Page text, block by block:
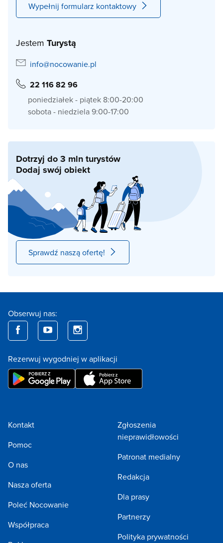
Wypełnij formularz kontaktowy
Jestem Turystą
info@nocowanie.pl
22 116 82 96
poniedziałek - piątek 8:00-20:00
sobota - niedziela 9:00-17:00
Dotrzyj do 3 mln turystów
Dodaj swój obiekt
Sprawdź naszą ofertę!
Obserwuj nas:
Rezerwuj wygodniej w aplikacji
Kontakt
Pomoc
O nas
Nasza oferta
Poleć Nocowanie
Współpraca
Zgłoszenia
nieprawidłowości
Patronat medialny
Redakcja
Dla prasy
Partnerzy
Polityka prywatności